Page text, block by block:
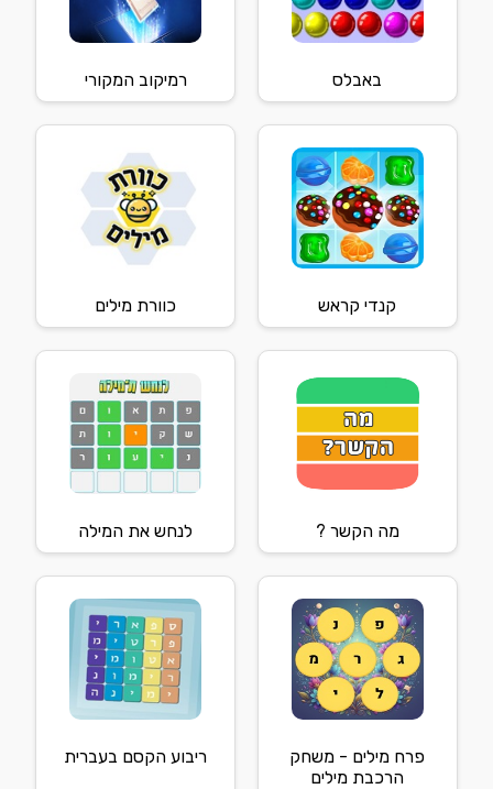
באבלס רמיקוב המקורי
קנדי קראש כוורת מילים
מה הקשר ? לנחש את המילה
פרח מילים - משחק
הרכבת מילים
ריבוע הקסם בעברית